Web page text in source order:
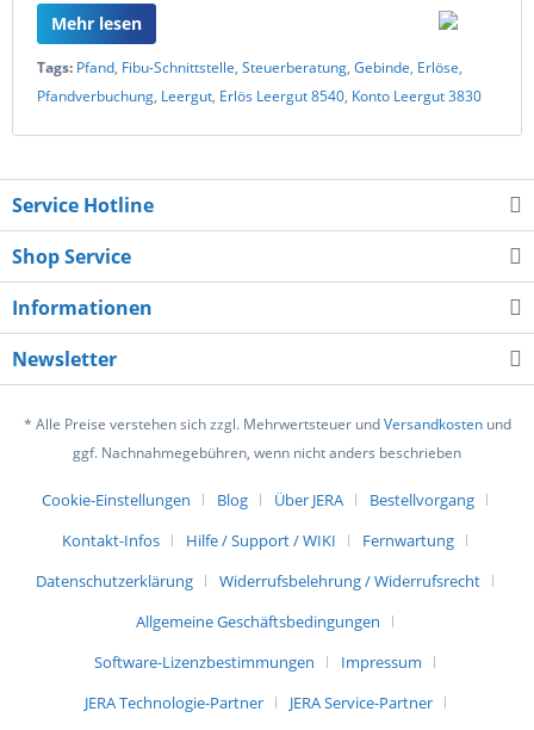
Mehr lesen
Tags: Pfand, Fibu-Schnittstelle, Steuerberatung, Gebinde, Erlöse,
Pfandverbuchung, Leergut, Erlös Leergut 8540, Konto Leergut 3830
Service Hotline
Shop Service
Informationen
Newsletter
* Alle Preise verstehen sich zzgl. Mehrwertsteuer undVersandkostenund
ggf. Nachnahmegebühren, wenn nicht anders beschrieben
Cookie-Einstellungen Blog Über JERA
Bestellvorgang
Kontakt-Infos
Hilfe / Support / WIKI
Fernwartung
Datenschutzerklärung
Widerrufsbelehrung / Widerrufsrecht
Allgemeine Geschäftsbedingungen
Software-Lizenzbestimmungen
Impressum
JERA Technologie-Partner
JERA Service-Partner